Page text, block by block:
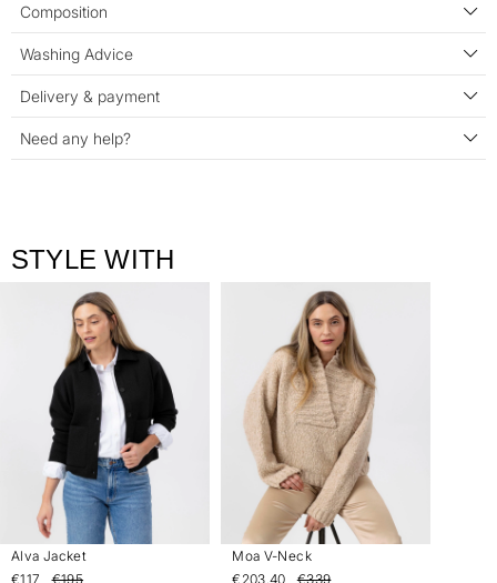
Composition
Washing Advice
Delivery & payment
Need any help?
STYLE WITH
Alva Jacket
€117
€195
Moa V-Neck
€203.40
€339